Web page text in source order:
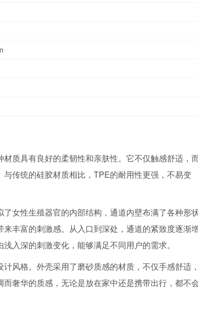
材质具有良好的柔韧性和亲肤性。它不仅触感舒适，
传统的硅胶材质相比，TPE的耐用性更强，不易变
女性生殖器官的内部结构，通道内壁布满了各种形
丰富的刺激感。从入口到深处，通道的紧致度逐渐
入深的刺激变化，能够满足不同用户的需求。
风格。外壳采用了磨砂质感的材质，不仅手感舒适
奢华的质感，无论是放在家中还是携带出行，都不